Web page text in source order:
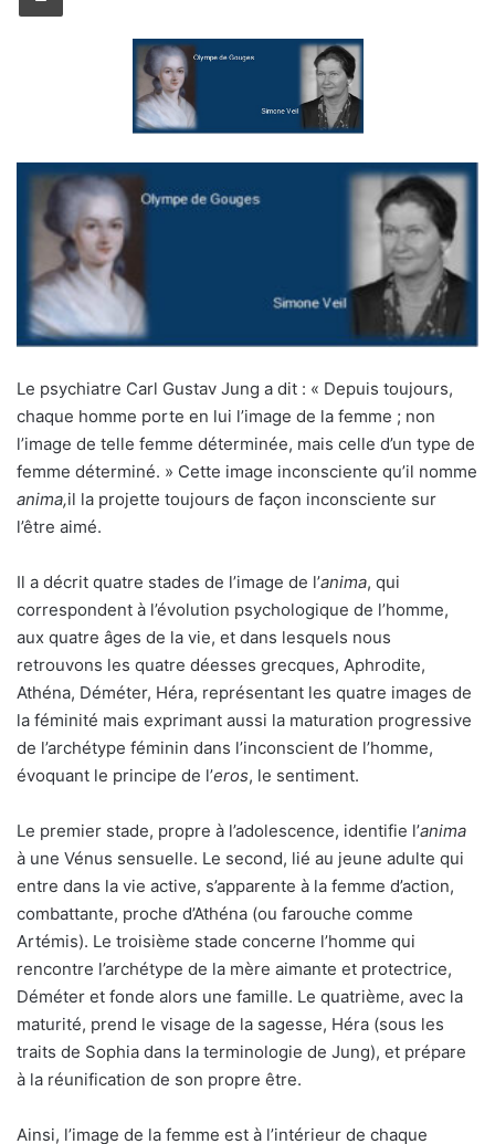
Le psychiatre Carl Gustav Jung a dit : « Depuis toujours,
chaque homme porte en lui l’image de la femme ; non
l’image de telle femme déterminée, mais celle d’un type de
femme déterminé. » Cette image inconsciente qu’il nomme
anima,il la projette toujours de façon inconsciente sur
l’être aimé.
Il a décrit quatre stades de l’image de l’anima, qui
correspondent à l’évolution psychologique de l’homme,
aux quatre âges de la vie, et dans lesquels nous
retrouvons les quatre déesses grecques, Aphrodite,
Athéna, Déméter, Héra, représentant les quatre images de
la féminité mais exprimant aussi la maturation progressive
de l’archétype féminin dans l’inconscient de l’homme,
évoquant le principe de l’eros, le sentiment.
Le premier stade, propre à l’adolescence, identifie l’anima
à une Vénus sensuelle. Le second, lié au jeune adulte qui
entre dans la vie active, s’apparente à la femme d’action,
combattante, proche d’Athéna (ou farouche comme
Artémis). Le troisième stade concerne l’homme qui
rencontre l’archétype de la mère aimante et protectrice,
Déméter et fonde alors une famille. Le quatrième, avec la
maturité, prend le visage de la sagesse, Héra (sous les
traits de Sophia dans la terminologie de Jung), et prépare
à la réunification de son propre être.
Ainsi, l’image de la femme est à l’intérieur de chaque